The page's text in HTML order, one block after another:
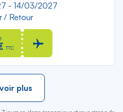
- 14/03/2027
/ Retour
TTC
plus